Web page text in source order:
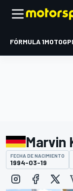
FÓRMULA 1MOTOGP
Marvin
FECHA DE NACIMIENTO
1994-03-19